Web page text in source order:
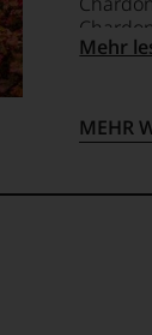
Mehr
MEHR